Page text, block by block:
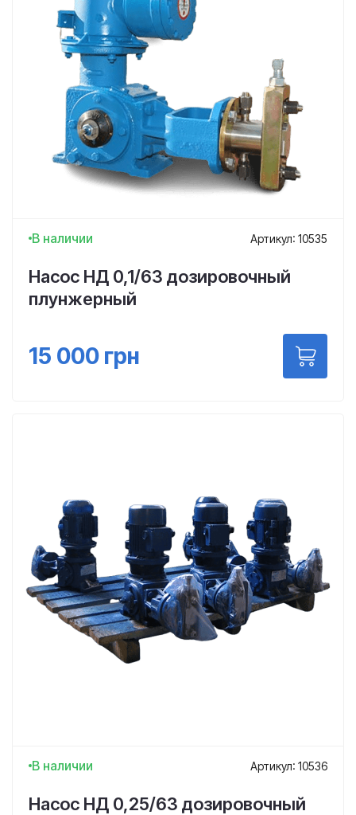
В наличии Артикул: 10535
Насос НД 0,1/63 дозировочный
плунжерный
15 000 грн
В наличии Артикул: 10536
Насос НД 0,25/63 дозировочный